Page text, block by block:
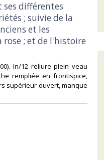
différentes
; suivie de la
et les
rose ; et de l'histoire
In/12 reliure plein veau
rempliée en frontispice,
supérieur ouvert, manque